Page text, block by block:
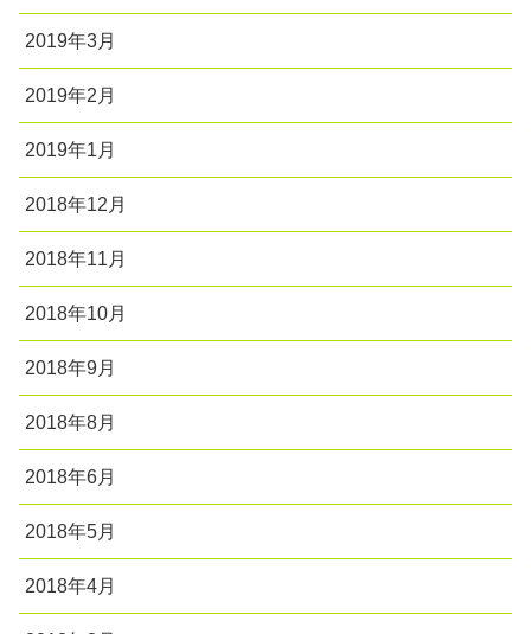
2019年3月
2019年2月
2019年1月
2018年12月
2018年11月
2018年10月
2018年9月
2018年8月
2018年6月
2018年5月
2018年4月